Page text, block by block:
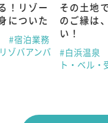
！リゾー
についた
#宿泊業務
ゾバアンバ
その土地
のご縁は
い！
#白浜温泉
ト・ベル・